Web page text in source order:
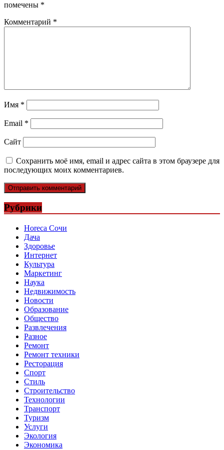
помечены *
Комментарий *
Имя *
Email *
Сайт
Сохранить моё имя, email и адрес сайта в этом браузере для
последующих моих комментариев.
Рубрики
Horeca Сочи
Дача
Здоровье
Интернет
Культура
Маркетинг
Наука
Недвижимость
Новости
Образование
Общество
Развлечения
Разное
Ремонт
Ремонт техники
Ресторация
Спорт
Стиль
Строительство
Технологии
Транспорт
Туризм
Услуги
Экология
Экономика